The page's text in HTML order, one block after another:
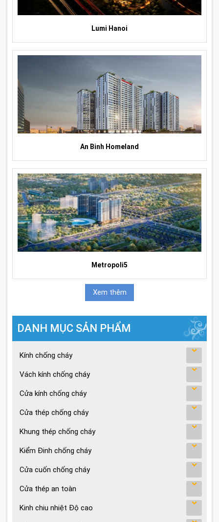
Lumi Hanoi
An Binh Homeland
Metropoli5
Xem thêm
DANH MỤC SẢN PHẨM
Kính chống cháy
Vách kính chống cháy
Cửa kính chống cháy
Cửa thép chống cháy
Khung thép chống cháy
Kiểm Đinh chống cháy
Cửa cuốn chống cháy
Cửa thép an toàn
Kinh chiu nhiệt Độ cao